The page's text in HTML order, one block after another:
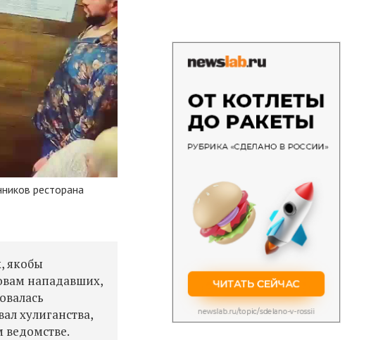
ресторана
якобы
нападавших,
хулиганства,